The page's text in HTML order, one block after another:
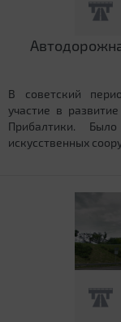
В советский
участие в
Прибалтики.
искусственных